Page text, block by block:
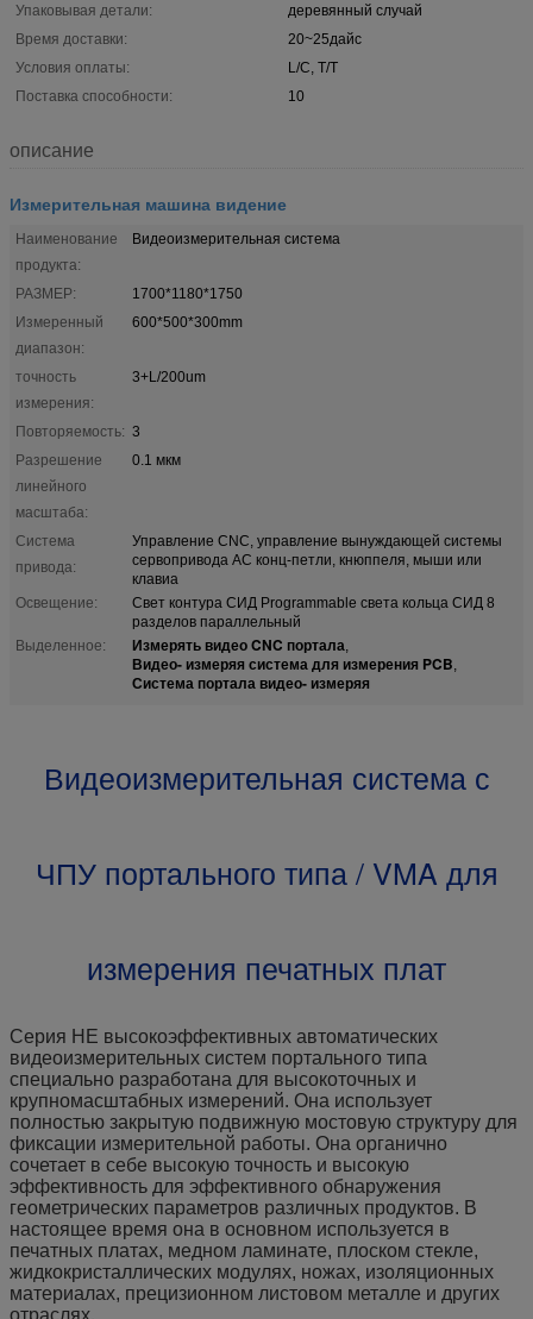
Упаковывая детали:
деревянный случай
Время доставки:
20~25дайс
Условия оплаты:
L/C, T/T
Поставка способности:
10
описание
Измерительная машина видение
Наименование
продукта:
Видеоизмерительная система
РАЗМЕР:
1700*1180*1750
Измеренный
диапазон:
600*500*300mm
точность
измерения:
3+L/200um
Повторяемость: 3
Разрешение
линейного
масштаба:
0.1 мкм
Система
привода:
Управление CNC, управление вынуждающей системы
сервопривода AC конц-петли, кнюппеля, мыши или
клавиа
Освещение:
Свет контура СИД Programmable света кольца СИД 8
разделов параллельный
Выделенное:
Измерять видео CNC портала,
Видео- измеряя система для измерения PCB,
Система портала видео- измеряя
Видеоизмерительная система с
ЧПУ портального типа / VMA для
измерения печатных плат
Серия HE высокоэффективных автоматических
видеоизмерительных систем портального типа
специально разработана для высокоточных и
крупномасштабных измерений. Она использует
полностью закрытую подвижную мостовую структуру для
фиксации измерительной работы. Она органично
сочетает в себе высокую точность и высокую
эффективность для эффективного обнаружения
геометрических параметров различных продуктов. В
настоящее время она в основном используется в
печатных платах, медном ламинате, плоском стекле,
жидкокристаллических модулях, ножах, изоляционных
материалах, прецизионном листовом металле и других
отраслях.